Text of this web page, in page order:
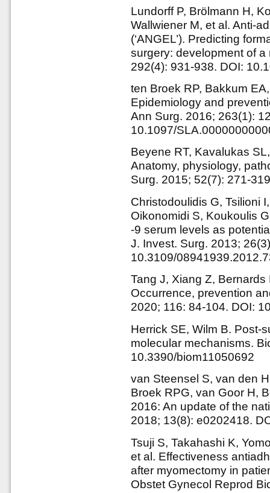
Lundorff P, Brölmann H,
Wallwiener M, et al. Anti-
(‘ANGEL’). Predicting
surgery: development of
292(4): 931-938. DOI:
ten Broek RP, Bakkum
Epidemiology and
Ann Surg. 2016; 263(1):
10.1097/
Beyene RT, Kavalukas
Anatomy, physiology,
Surg. 2015; 52(7): 271-
Christodoulidis G, Tsilioni
Oikonomidi S, Koukoulis
-9 serum levels as
J. Invest. Surg. 2013;
10.3109/
Tang J, Xiang Z,
Occurrence, prevention
2020; 116: 84-104. DOI:
Herrick SE, Wilm B. Post-
molecular mechanisms.
10.3390/biom11050692
van Steensel S, van den
Broek RPG, van Goor H,
2016: An update of the
2018; 13(8): e0202418.
Tsuji S, Takahashi K,
et al. Effectiveness
after myomectomy in
Obstet Gynecol Reprod